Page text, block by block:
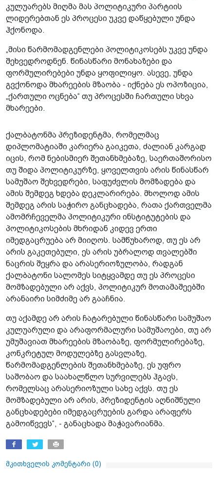
კულუარებს მიღმა მას პოლიტიკური პარტიის
ლიდერებთან ეს პროცესი უკვე დაწყებული უნდა
ჰქონოდა.
„მისი წარმომადგენლები პოლიტიკოსებს უკვე უნდა
შეხვედროდნენ. წინასწარი მონახაზები და
ფორმულირებები უნდა ყოფილიყო. ასევე, უნდა
გვქონოდა მხარეების მზაობა - იქნება ეს ოპოზიცია,
„ქართული ოცნება“ თუ პროცესში ჩართული სხვა
მხარეები.
ქალბატონმა პრეზიდენტმა, რომელმაც
დიპლომატიაში კარიერა გაიკეთა, ძალიან კარგად
იცის, რომ ნებისმიერ შეთანხმებაზე, საერთაშორისო
თუ შიდა პოლიტიკურზე, ყოველთვის არის წინასწარ
სამუშაო შეხვედრები, საფუძვლის მომზადება და
ამის შემდეგ ხდება დეკლარირება. მხოლოდ ამის
შემდეგ არის საჭირო განცხადება, რათა ქართველმა
ამომრჩეველმა პოლიტიკური ინსტიტუტების და
პოლიტიკოსების მხრიდან კიდევ ერთი
იმედგაცრუება არ მიიღოს. სამწუხაროდ, თუ ეს არ
არის გაკეთებული, ეს არის უბრალოდ თვალებში
ნაცრის შეყრა და არასერიოზულობა, რადგან
ქალბატონი სალომეს სიტყვამდე თუ ეს პროცესი
მომზადებული არ აქვს, პოლიტიკურ მოთამაშეებში
არანაირი სიმძიმე არ გააჩნია.
თუ აქამდე არ არის ჩატარებული წინასწარი სამუშაო
კულუარული და არაფორმალური სამუშაოები, თუ არ
უმუშავიათ მხარეების მზაობაზე, ფორმულირებაზე,
კონკრეტულ მოდულებზე გასვლაზე,
წარმომადგენლების შეთანხმებაზე, ეს უფრო
საშობაო და საახალწლო სურვილებს ჰგავს,
რომელსაც არასერიოზული სახე აქვს. თუ ეს
მომზადებული არ არის, პრეზიდენტის აღნიშნული
განცხადებები იმედგაცრუების გარდა არაფერს
გამოიწვევს“, - განაცხადა მაჭავარიანმა.
მკითხველის კომენტარი (0)